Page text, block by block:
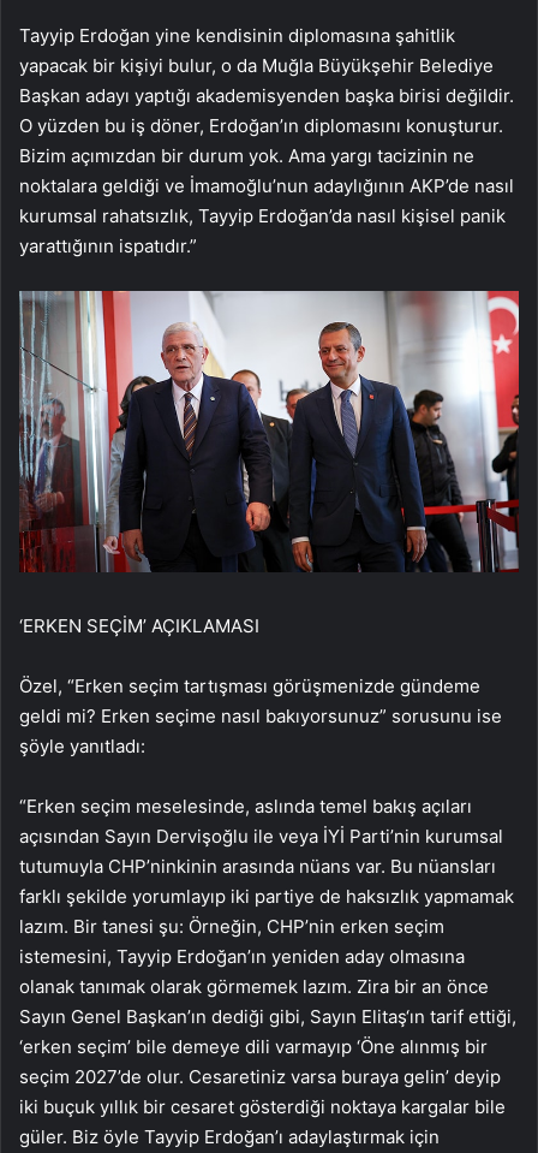
Tayyip Erdoğan yine kendisinin diplomasına şahitlik
yapacak bir kişiyi bulur, o da Muğla Büyükşehir Belediye
Başkan adayı yaptığı akademisyenden başka birisi değildir.
O yüzden bu iş döner, Erdoğan’ın diplomasını konuşturur.
Bizim açımızdan bir durum yok. Ama yargı tacizinin ne
noktalara geldiği ve İmamoğlu’nun adaylığının AKP’de nasıl
kurumsal rahatsızlık, Tayyip Erdoğan’da nasıl kişisel panik
yarattığının ispatıdır.”
‘ERKEN SEÇİM’ AÇIKLAMASI
Özel, “Erken seçim tartışması görüşmenizde gündeme
geldi mi? Erken seçime nasıl bakıyorsunuz” sorusunu ise
şöyle yanıtladı:
“Erken seçim meselesinde, aslında temel bakış açıları
açısından Sayın Dervişoğlu ile veya İYİ Parti’nin kurumsal
tutumuyla CHP’ninkinin arasında nüans var. Bu nüansları
farklı şekilde yorumlayıp iki partiye de haksızlık yapmamak
lazım. Bir tanesi şu: Örneğin, CHP’nin erken seçim
istemesini, Tayyip Erdoğan’ın yeniden aday olmasına
olanak tanımak olarak görmemek lazım. Zira bir an önce
Sayın Genel Başkan’ın dediği gibi, Sayın Elitaş‘ın tarif ettiği,
‘erken seçim’ bile demeye dili varmayıp ‘Öne alınmış bir
seçim 2027’de olur. Cesaretiniz varsa buraya gelin’ deyip
iki buçuk yıllık bir cesaret gösterdiği noktaya kargalar bile
güler. Biz öyle Tayyip Erdoğan’ı adaylaştırmak için